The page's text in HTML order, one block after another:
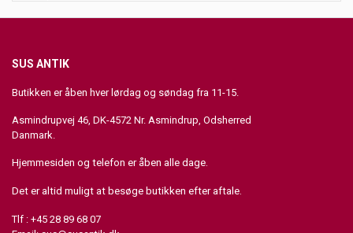
SUS ANTIK
Butikken er åben hver lørdag og søndag fra 11-15.
Asmindrupvej 46, DK-4572 Nr. Asmindrup, Odsherred
Danmark.
Hjemmesiden og telefon er åben alle dage.
Det er altid muligt at besøge butikken efter aftale.
Tlf : +45 28 89 68 07